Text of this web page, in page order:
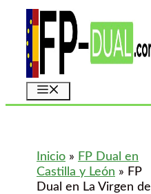
Saltar
contenido
Inicio » FP Dual en
Castilla y León » FP
Dual en La Virgen del